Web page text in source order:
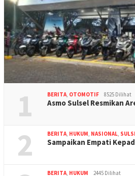
1 BERITA, OTOMOTIF 8525 Dilihat
Asmo Sulsel Resmikan
2 BERITA, HUKUM, NASIONAL,
Sampaikan Empati
BERITA, HUKUM 2445 Dilihat